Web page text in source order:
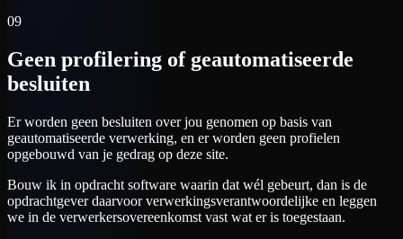
09
Geen profilering of geautomatiseerde
besluiten
Er worden geen besluiten over jou genomen op basis van
geautomatiseerde verwerking, en er worden geen profielen
opgebouwd van je gedrag op deze site.
Bouw ik in opdracht software waarin dat wél gebeurt, dan is de
opdrachtgever daarvoor verwerkingsverantwoordelijke en leggen
we in de verwerkersovereenkomst vast wat er is toegestaan.